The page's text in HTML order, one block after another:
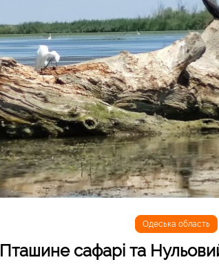
Одеська область
Пташине сафарі та